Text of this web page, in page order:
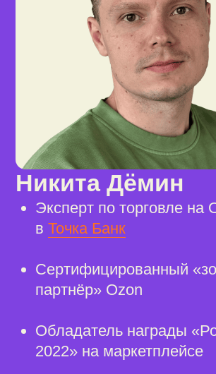
Проходите другие
курсы
по маркетплейсам
Уже знакомы с основами? Изучайте наши курсы
по Ozon и Wildberries — узнавайте, как
открывать магазины по правилам каждой
площадки, запускать продвижение и делать
поставки.